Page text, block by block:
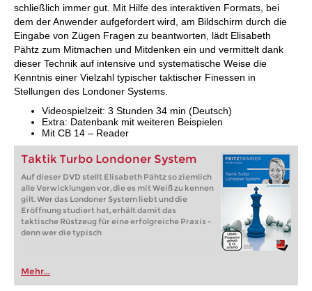
schließlich immer gut. Mit Hilfe des interaktiven Formats, bei
dem der Anwender aufgefordert wird, am Bildschirm durch die
Eingabe von Zügen Fragen zu beantworten, lädt Elisabeth
Pähtz zum Mitmachen und Mitdenken ein und vermittelt dank
dieser Technik auf intensive und systematische Weise die
Kenntnis einer Vielzahl typischer taktischer Finessen in
Stellungen des Londoner Systems.
Videospielzeit: 3 Stunden 34 min (Deutsch)
Extra: Datenbank mit weiteren Beispielen
Mit CB 14 – Reader
Taktik Turbo Londoner System
Auf dieser DVD stellt Elisabeth Pähtz so ziemlich
alle Verwicklungen vor, die es mit Weiß zu kennen
gilt. Wer das Londoner System liebt und die
Eröffnung studiert hat, erhält damit das
taktische Rüstzeug für eine erfolgreiche Praxis -
denn wer die typisch
Mehr...